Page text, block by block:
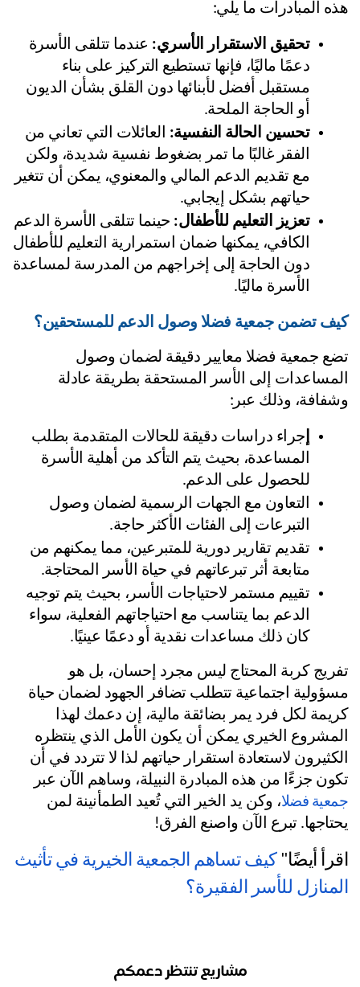
المبادرات ما يلي:
تحقيق الاستقرار الأسري:
عندما تتلقى الأسرة
دعمًا ماليًا، فإنها تستطيع التركيز على بناء
مستقبل أفضل لأبنائها دون القلق بشأن الديون
أو الحاجة الملحة.
تحسين الحالة النفسية:
العائلات التي تعاني من
الفقر غالبًا ما تمر بضغوط نفسية شديدة، ولكن
مع تقديم الدعم المالي والمعنوي، يمكن أن تتغير
حياتهم بشكل إيجابي.
تعزيز التعليم للأطفال:
حينما تتلقى الأسرة الدعم
الكافي، يمكنها ضمان استمرارية التعليم للأطفال
دون الحاجة إلى إخراجهم من المدرسة لمساعدة
الأسرة ماليًا.
تضمن جمعية فضلا وصول الدعم للمستحقين؟
تضع جمعية فضلا معايير دقيقة لضمان وصول
المساعدات إلى الأسر المستحقة بطريقة عادلة
وذلك عبر:
جراء دراسات دقيقة للحالات المتقدمة بطلب
المساعدة، بحيث يتم التأكد من أهلية الأسرة
للحصول على الدعم.
التعاون مع الجهات الرسمية لضمان وصول
التبرعات إلى الفئات الأكثر حاجة.
تقديم تقارير دورية للمتبرعين، مما يمكنهم من
متابعة أثر تبرعاتهم في حياة الأسر المحتاجة.
تقييم مستمر لاحتياجات الأسر، بحيث يتم توجيه
الدعم بما يتناسب مع احتياجاتهم الفعلية، سواء
كان ذلك مساعدات نقدية أو دعمًا عينيًا.
تفريج كربة المحتاج ليس مجرد إحسان، بل هو
مسؤولية اجتماعية تتطلب تضافر الجهود لضمان حياة
كريمة لكل فرد يمر بضائقة مالية، إن دعمك لهذا
المشروع الخيري يمكن أن يكون الأمل الذي ينتظره
الكثيرون لاستعادة استقرار حياتهم لذا لا تتردد في أن
جزءًا من هذه المبادرة النبيلة، وساهم الآن عبر
فضلا
، وكن يد الخير التي تُعيد الطمأنينة لمن
تبرع الآن واصنع الفرق!
أيضًا"كيف تساهم الجمعية الخيرية في تأثيث
للأسر الفقيرة؟
مشاريع تنتظر دعمكم